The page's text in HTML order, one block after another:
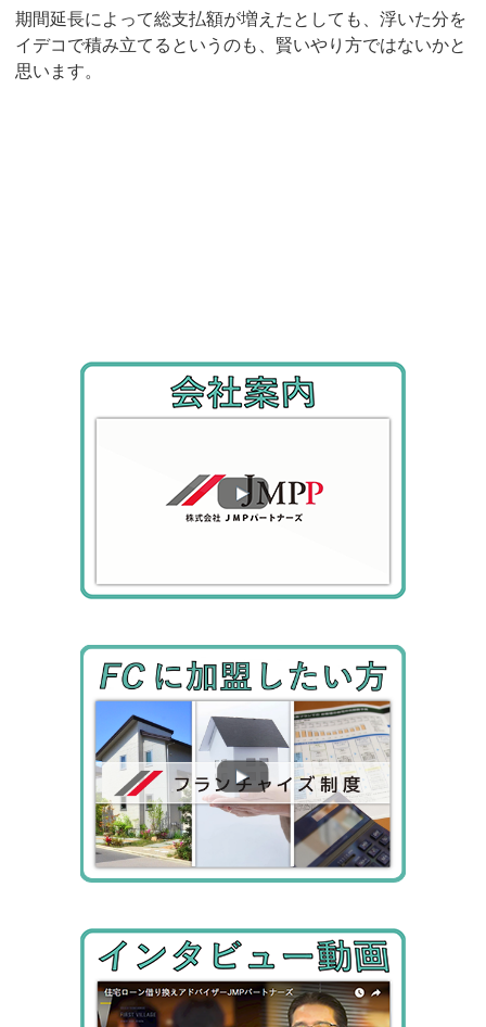
期間延長によって総支払額が増えたとしても、浮いた分を
イデコで積み立てるというのも、賢いやり方ではないかと
思います。